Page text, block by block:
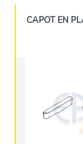
CAPOT EN